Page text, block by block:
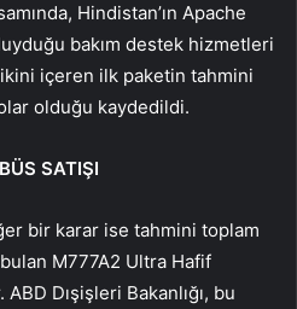
Hindistan’ın Apache
bakım destek hizmetleri
içeren ilk paketin tahmini
olduğu kaydedildi.
SATIŞI
bir karar ise tahmini toplam
M777A2 Ultra Hafif
ABD Dışişleri Bakanlığı, bu